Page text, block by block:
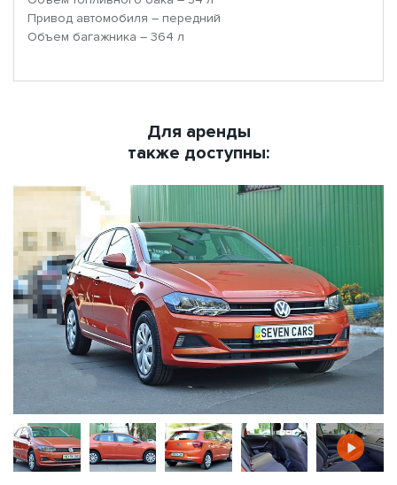
Привод автомобиля – передний
Объем багажника – 364 л
Для аренды
также доступны: